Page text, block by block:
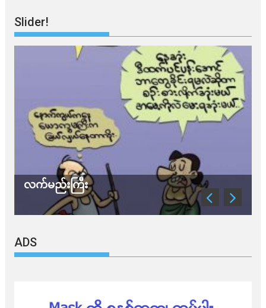
Slider!
လက်မည်းကြီး
ADS